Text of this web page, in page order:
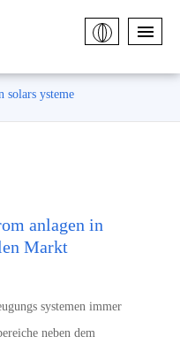
solars ysteme
anlagen in
Markt
systemen immer
neben dem